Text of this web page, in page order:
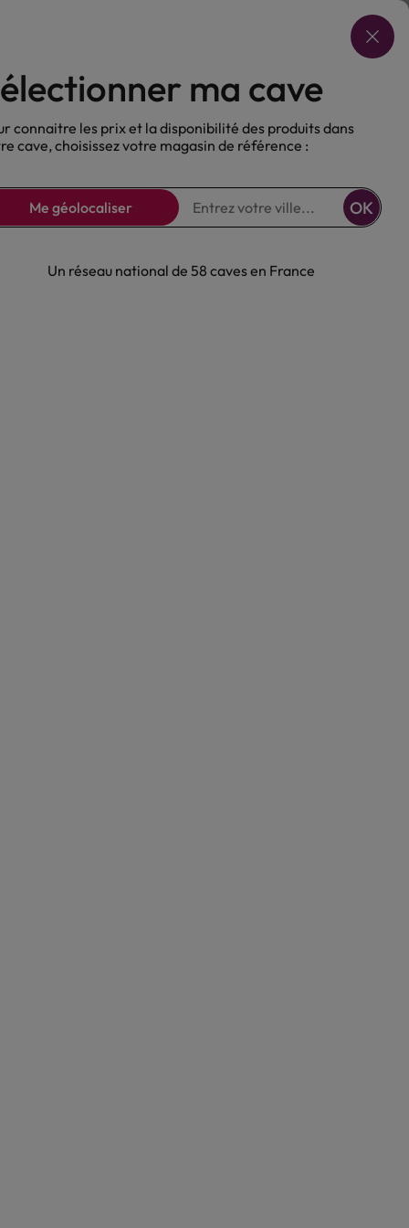
Choisir ma cave
Nos Bières Sans alcool
De
Colada ?
ma cave
connaitre les prix et la disponibilité des produits dans
cave, choisissez votre magasin de référence :
Me géolocaliser OK
Un réseau national de 58 caves en France